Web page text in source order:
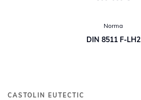
Norma
DIN 8511 F-LH2
CASTOLIN EUTECTIC